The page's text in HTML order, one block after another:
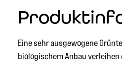
Eine sehr ausgewogene
biologischem Anbau